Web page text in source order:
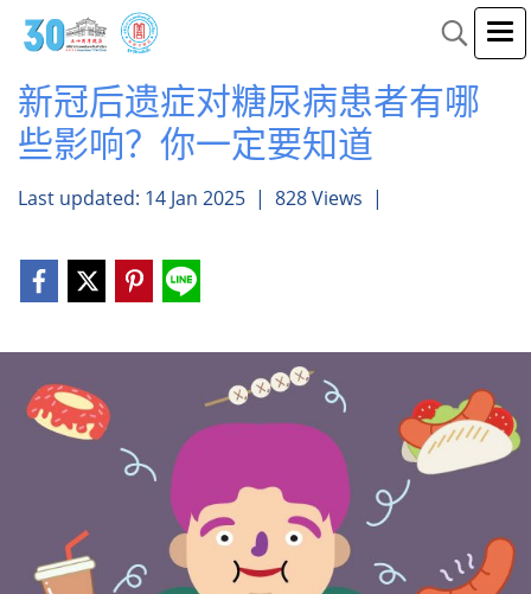
新冠后遗症对糖尿病患者有哪
些影响？你一定要知道
Last updated: 14 Jan 2025 | 828 Views |